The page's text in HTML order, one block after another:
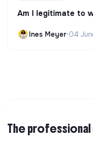
Am I legitimate to
Ines Meyer•04
The professional